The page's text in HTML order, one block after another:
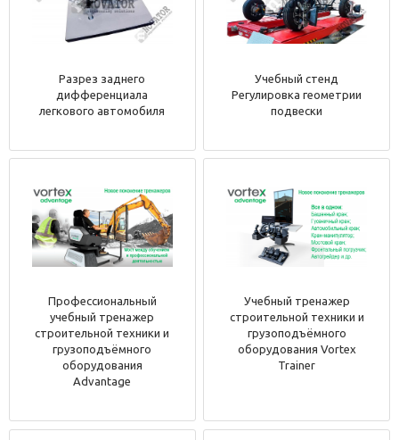
Разрез заднего
дифференциала
легкового автомобиля
Учебный стенд
Регулировка геометрии
подвески
Профессиональный
учебный тренажер
строительной техники и
грузоподъёмного
оборудования
Advantage
Учебный тренажер
строительной техники и
грузоподъёмного
оборудования Vortex
Trainer